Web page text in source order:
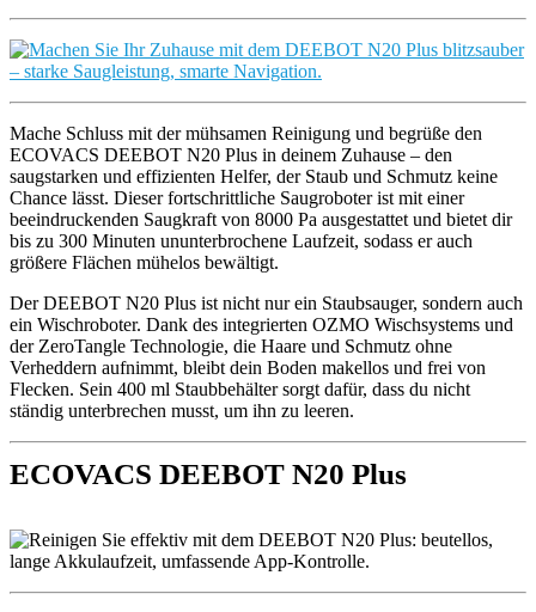
Mache Schluss mit der mühsamen Reinigung und begrüße den
ECOVACS DEEBOT N20 Plus in deinem Zuhause – den
saugstarken und effizienten Helfer, der Staub und Schmutz keine
Chance lässt. Dieser fortschrittliche Saugroboter ist mit einer
beeindruckenden Saugkraft von 8000 Pa ausgestattet und bietet dir
bis zu 300 Minuten ununterbrochene Laufzeit, sodass er auch
größere Flächen mühelos bewältigt.
Der DEEBOT N20 Plus ist nicht nur ein Staubsauger, sondern auch
ein Wischroboter. Dank des integrierten OZMO Wischsystems und
der ZeroTangle Technologie, die Haare und Schmutz ohne
Verheddern aufnimmt, bleibt dein Boden makellos und frei von
Flecken. Sein 400 ml Staubbehälter sorgt dafür, dass du nicht
ständig unterbrechen musst, um ihn zu leeren.
ECOVACS DEEBOT N20 Plus